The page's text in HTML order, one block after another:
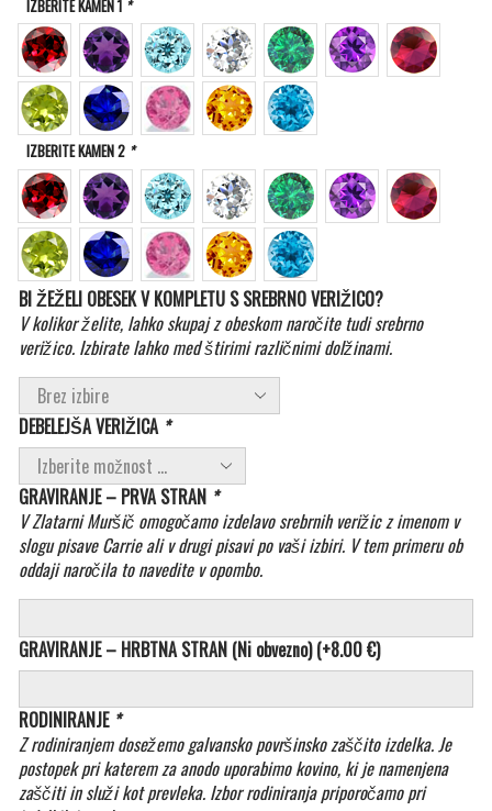
IZBERITE KAMEN 1 *
IZBERITE KAMEN 2 *
BI ŽEŽELI OBESEK V KOMPLETU S SREBRNO VERIŽICO?
V kolikor želite, lahko skupaj z obeskom naročite tudi srebrno
verižico. Izbirate lahko med štirimi različnimi dolžinami.
DEBELEJŠA VERIŽICA *
GRAVIRANJE – PRVA STRAN *
V Zlatarni Muršič omogočamo izdelavo srebrnih verižic z imenom v
slogu pisave Carrie ali v drugi pisavi po vaši izbiri. V tem primeru ob
oddaji naročila to navedite v opombo.
GRAVIRANJE – HRBTNA STRAN (Ni obvezno)(+8.00€)
RODINIRANJE *
Z rodiniranjem dosežemo galvansko površinsko zaščito izdelka. Je
postopek pri katerem za anodo uporabimo kovino, ki je namenjena
zaščiti in služi kot prevleka. Izbor rodiniranja priporočamo pri